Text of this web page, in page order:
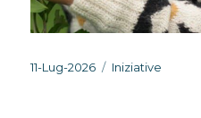
Pubblicato
11-Lug-2026 Categorie
Iniziative